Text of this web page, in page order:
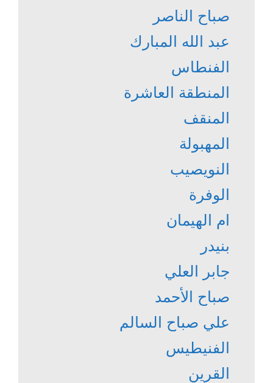
صباح الناصر
عبد الله المبارك
الفنطاس
المنطقة العاشرة
المنقف
المهبولة
النويصيب
الوفرة
ام الهيمان
بنيدر
جابر العلي
صباح الأحمد
علي صباح السالم
الفنيطيس
القرين